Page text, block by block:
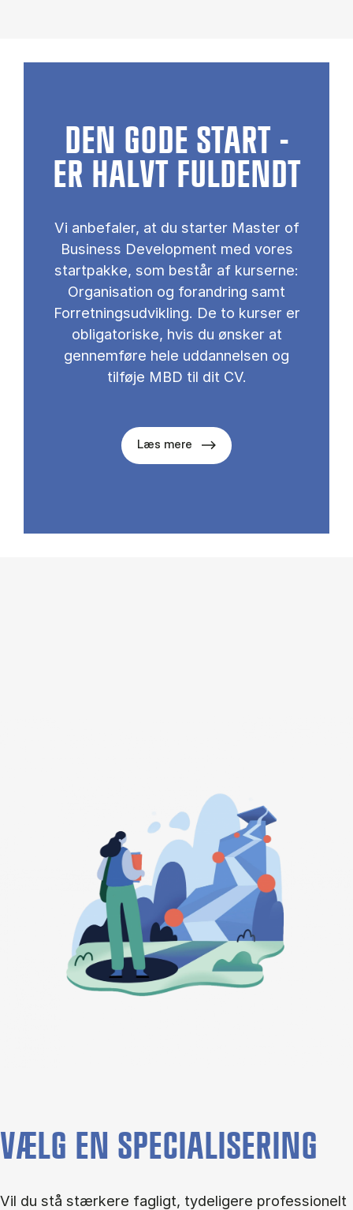
DEN GODE START -
ER HALVT FULDENDT
Vi anbefaler, at du starter Master of
Business Development med vores
startpakke, som består af kurserne:
Organisation og forandring samt
Forretningsudvikling. De to kurser er
obligatoriske, hvis du ønsker at
gennemføre hele uddannelsen og
tilføje MBD til dit CV.
Læs mere
VÆLG EN SPECIALISERING
Vil du stå stær­ke­re fag­ligt, ty­de­li­ge­re pro­fes­sio­nelt